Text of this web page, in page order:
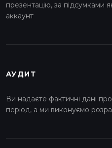
презентацію, за підсумками
аккаунт
АУДИТ
Ви надаєте фактичні дані
період, а ми виконуємо